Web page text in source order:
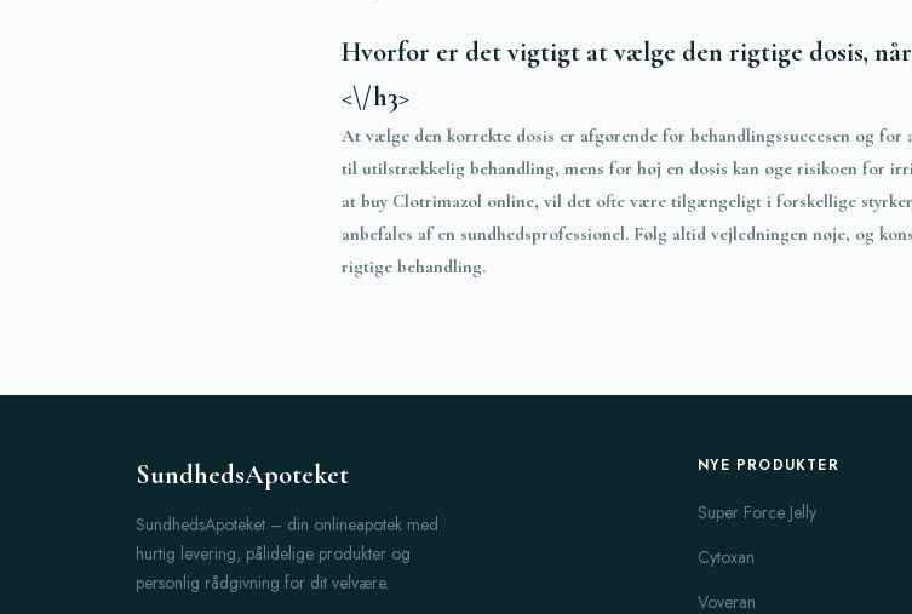
Hvorfor er det vigtigt at vælge den rigtige dosis,
<\/h3>
At vælge den korrekte dosis er afgørende for behandlingssuccesen og
til utilstrækkelig behandling, mens for høj en dosis kan øge risikoen for
at buy Clotrimazol online, vil det ofte være tilgængeligt i forskellige
anbefales af en sundhedsprofessionel. Følg altid vejledningen nøje, og
rigtige behandling.
SundhedsApoteket
SundhedsApoteket – din onlineapotek med
hurtig levering, pålidelige produkter og
personlig rådgivning for dit velvære.
NYE PRODUKTER
Super Force Jelly
Cytoxan
Voveran